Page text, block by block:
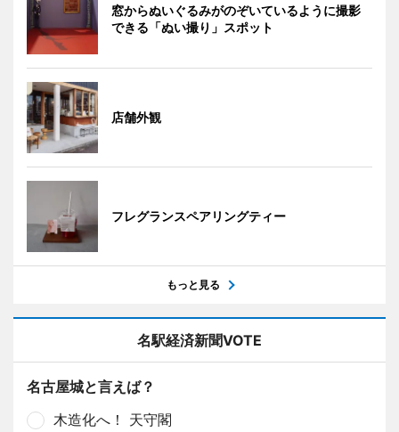
窓からぬいぐるみがのぞいているように撮影
できる「ぬい撮り」スポット
店舗外観
フレグランスペアリングティー
もっと見る
名駅経済新聞VOTE
名古屋城と言えば？
木造化へ！ 天守閣